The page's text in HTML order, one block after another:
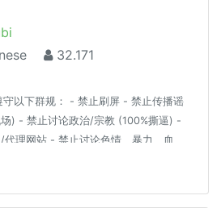
32.171
守以下群规： - 禁止刷屏 - 禁止传播谣
) - 禁止讨论政治/宗教 (100%撕逼) -
理网站 - 禁止讨论色情、暴力、血
：https://t.me/doubi/1265812对以上
不退群则代表同意以上群规定。
响他人为前提。————逗比根据地